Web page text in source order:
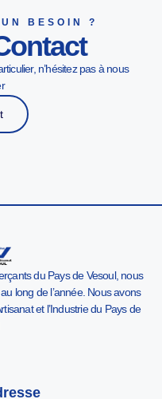
BESOIN ?
n’hésitez pas à nous
du Pays de Vesoul, nous
long de l’année. Nous avons
et l’Industrie du Pays de